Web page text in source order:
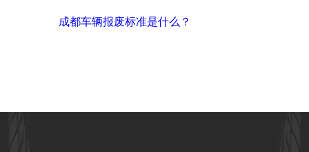
成都车辆报废标准是什么？